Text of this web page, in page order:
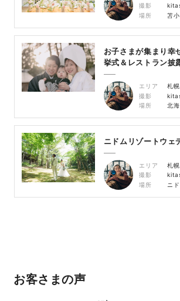
撮影
場所
苫
お子さまが集まり幸
挙式＆レストラン披
エリア
札幌
撮影
場所
ニドムリゾートウェ
エリア
札幌
撮影
場所
ニ
お客さまの声